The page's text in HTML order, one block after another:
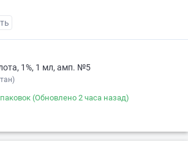
XX
1%, 1 мл, амп. №5
(Обновлено 2 часа назад)